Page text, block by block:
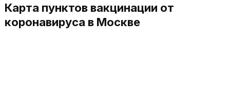
Карта пунктов вакцинации от
коронавируса в Москве